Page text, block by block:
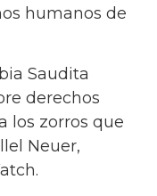
humanos de
Saudita
derechos
los zorros que
Neuer,